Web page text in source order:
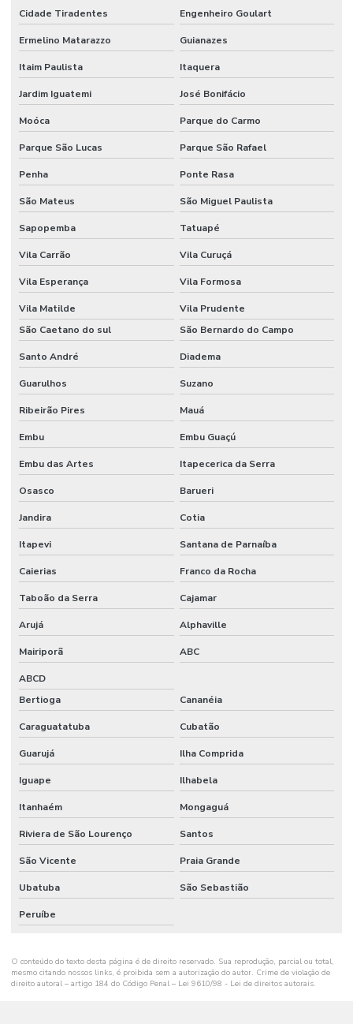
Cidade Tiradentes Engenheiro Goulart
Ermelino Matarazzo Guianazes
Itaim Paulista Itaquera
Jardim Iguatemi José Bonifácio
Moóca Parque do Carmo
Parque São Lucas Parque São Rafael
Penha Ponte Rasa
São Mateus São Miguel Paulista
Sapopemba Tatuapé
Vila Carrão Vila Curuçá
Vila Esperança Vila Formosa
Vila Matilde
Vila Prudente
São Caetano do sul
São Bernardo do Campo
Santo André Diadema
Guarulhos Suzano
Ribeirão Pires Mauá
Embu Embu Guaçú
Embu das Artes Itapecerica da Serra
Osasco Barueri
Jandira Cotia
Itapevi Santana de Parnaíba
Caierias Franco da Rocha
Taboão da Serra Cajamar
Arujá Alphaville
Mairiporã ABC
ABCD
Bertioga
Cananéia
Caraguatatuba Cubatão
Guarujá Ilha Comprida
Iguape Ilhabela
Itanhaém Mongaguá
Riviera de São Lourenço Santos
São Vicente Praia Grande
Ubatuba São Sebastião
Peruíbe
O conteúdo do texto desta página é de direito reservado. Sua reprodução, parcial ou total,
mesmo citando nossos links, é proibida sem a autorização do autor. Crime de violação de
direito autoral – artigo 184 do Código Penal – Lei 9610/98 - Lei de direitos autorais.